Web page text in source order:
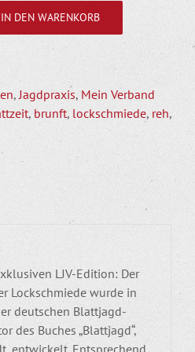
IN DEN WARENKORB
,Jagdpraxis, Mein Verband
, brunft, lockschmiede, reh,
LJV-Edition: Der
Lockschmiede wurde in
deutschen Blattjagd-
des Buches „Blattjagd“,
entwickelt. Entsprechend